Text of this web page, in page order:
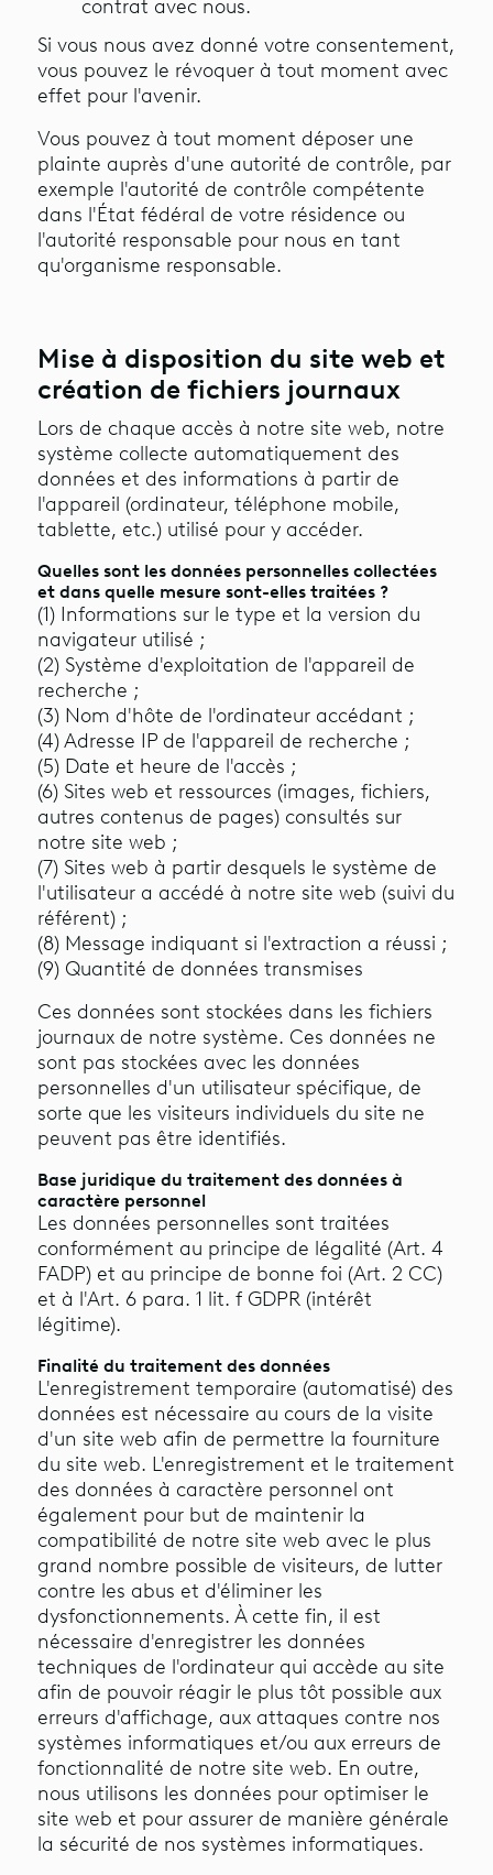
contrat avec nous.
Si vous nous avez donné votre consentement,
vous pouvez le révoquer à tout moment avec
effet pour l'avenir.
Vous pouvez à tout moment déposer une
plainte auprès d'une autorité de contrôle, par
exemple l'autorité de contrôle compétente
dans l'État fédéral de votre résidence ou
l'autorité responsable pour nous en tant
qu'organisme responsable.
Mise à disposition du site web et
création de fichiers journaux
Lors de chaque accès à notre site web, notre
système collecte automatiquement des
données et des informations à partir de
l'appareil (ordinateur, téléphone mobile,
tablette, etc.) utilisé pour y accéder.
Quelles sont les données personnelles collectées
et dans quelle mesure sont-elles traitées ?
(1) Informations sur le type et la version du
navigateur utilisé ;
(2) Système d'exploitation de l'appareil de
recherche ;
(3) Nom d'hôte de l'ordinateur accédant ;
(4) Adresse IP de l'appareil de recherche ;
(5) Date et heure de l'accès ;
(6) Sites web et ressources (images, fichiers,
autres contenus de pages) consultés sur
notre site web ;
(7) Sites web à partir desquels le système de
l'utilisateur a accédé à notre site web (suivi du
référent) ;
(8) Message indiquant si l'extraction a réussi ;
(9) Quantité de données transmises
Ces données sont stockées dans les fichiers
journaux de notre système. Ces données ne
sont pas stockées avec les données
personnelles d'un utilisateur spécifique, de
sorte que les visiteurs individuels du site ne
peuvent pas être identifiés.
Base juridique du traitement des données à
caractère personnel
Les données personnelles sont traitées
conformément au principe de légalité (Art. 4
FADP) et au principe de bonne foi (Art. 2 CC)
et à l'Art. 6 para. 1 lit. f GDPR (intérêt
légitime).
Finalité du traitement des données
L'enregistrement temporaire (automatisé) des
données est nécessaire au cours de la visite
d'un site web afin de permettre la fourniture
du site web. L'enregistrement et le traitement
des données à caractère personnel ont
également pour but de maintenir la
compatibilité de notre site web avec le plus
grand nombre possible de visiteurs, de lutter
contre les abus et d'éliminer les
dysfonctionnements. À cette fin, il est
nécessaire d'enregistrer les données
techniques de l'ordinateur qui accède au site
afin de pouvoir réagir le plus tôt possible aux
erreurs d'affichage, aux attaques contre nos
systèmes informatiques et/ou aux erreurs de
fonctionnalité de notre site web. En outre,
nous utilisons les données pour optimiser le
site web et pour assurer de manière générale
la sécurité de nos systèmes informatiques.